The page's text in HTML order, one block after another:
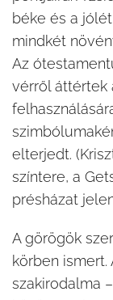
béke és a
mindkét
Az
vérről áttértek
elterjedt.
színtere, a
présházat
A görögök
körben
szakirodalma